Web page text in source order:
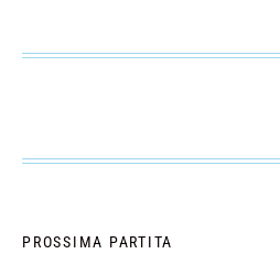
PROSSIMA PARTITA